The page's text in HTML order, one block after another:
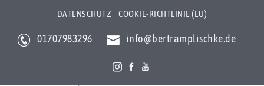
DATENSCHUTZ
COOKIE-RICHTLINIE (EU)
01707983296 info@bertramplischke.de
Bertram Plischke Individualfotografie